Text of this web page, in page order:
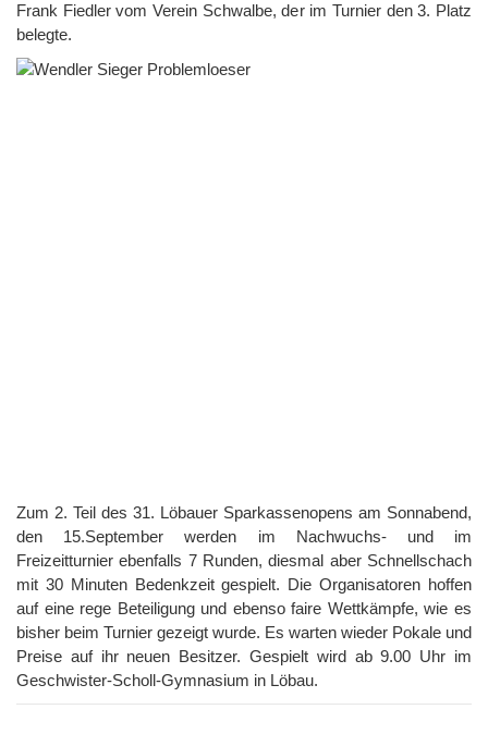
Frank Fiedler vom Verein Schwalbe, der im Turnier den 3. Platz
belegte.
Zum 2. Teil des 31. Löbauer Sparkassenopens am Sonnabend,
den 15.September werden im Nachwuchs- und im
Freizeitturnier ebenfalls 7 Runden, diesmal aber Schnellschach
mit 30 Minuten Bedenkzeit gespielt. Die Organisatoren hoffen
auf eine rege Beteiligung und ebenso faire Wettkämpfe, wie es
bisher beim Turnier gezeigt wurde. Es warten wieder Pokale und
Preise auf ihr neuen Besitzer. Gespielt wird ab 9.00 Uhr im
Geschwister-Scholl-Gymnasium in Löbau.